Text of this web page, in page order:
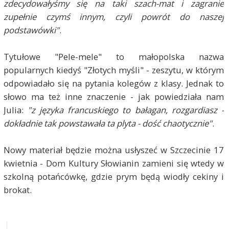
zdecydowałyśmy się na taki szach-mat i zagranie
zupełnie czymś innym, czyli powrót do naszej
podstawówki".
Tytułowe "Pele-mele" to małopolska nazwa
popularnych kiedyś "Złotych myśli" - zeszytu, w którym
odpowiadało się na pytania kolegów z klasy. Jednak to
słowo ma też inne znaczenie - jak powiedziała nam
Julia: "z języka francuskiego to bałagan, rozgardiasz -
dokładnie tak powstawała ta plyta - dość chaotycznie".
Nowy materiał będzie można usłyszeć w Szczecinie 17
kwietnia - Dom Kultury Słowianin zamieni się wtedy w
szkolną potańcówkę, gdzie prym będą wiodły cekiny i
brokat.